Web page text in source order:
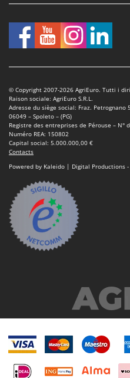
© Copyright 2007-2026 AgriEuro. Tutti i
Raison sociale: AgriEuro S.R.L.
Adresse du siège social: Fraz. Petrognano
06049 – Spoleto – (PG)
Registre des entreprises de Pérouse – N°
Numéro REA: 150802
Capital social: 5.000.000,00 €
Contacts
Powered by Kaleido | Digital Productions